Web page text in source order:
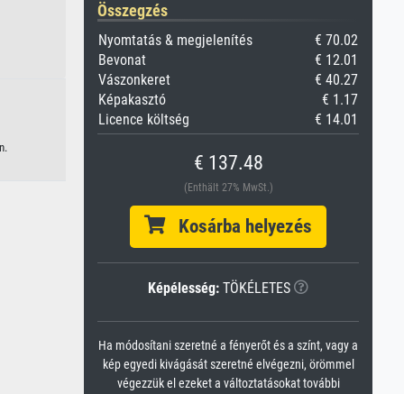
Összegzés
Nyomtatás & megjelenítés
€ 70.02
Bevonat
€ 12.01
Vászonkeret
€ 40.27
Képakasztó
€ 1.17
Licence költség
€ 14.01
€ 137.48
(Enthält 27% MwSt.)
Kosárba helyezés
Képélesség: TÖKÉLETES
Ha módosítani szeretné a fényerőt és a színt, vagy a
kép egyedi kivágását szeretné elvégezni, örömmel
végezzük el ezeket a változtatásokat további